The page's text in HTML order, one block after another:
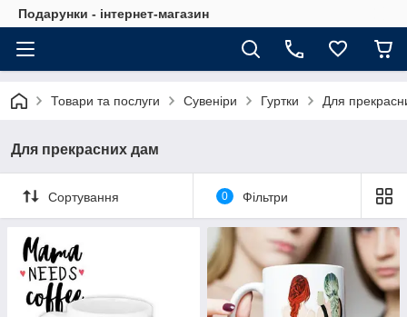
Подарунки - інтернет-магазин
Товари та послуги Сувеніри Гуртки Для
Для прекрасних дам
Сортування 0 Фільтри